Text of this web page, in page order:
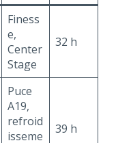
Finess
e,
Center
Stage
32 h
Puce
A19,
refroid
isseme
39 h